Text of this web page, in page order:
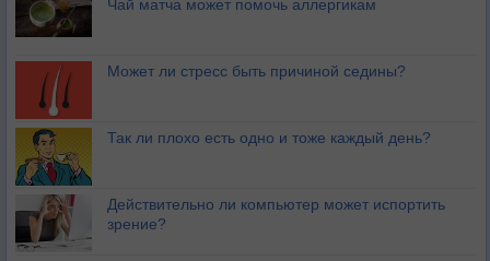
Чай матча может помочь аллергикам
Может ли стресс быть причиной седины?
Так ли плохо есть одно и тоже каждый день?
Действительно ли компьютер может испортить
зрение?